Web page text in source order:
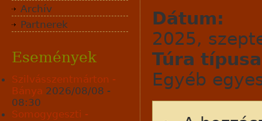
Dátum:
2025,
Túra
Egyéb
Archív
Partnerek
Események
Szilvásszentmárton -
Bánya 2026/08/08 -
08:30
Somogygeszti -